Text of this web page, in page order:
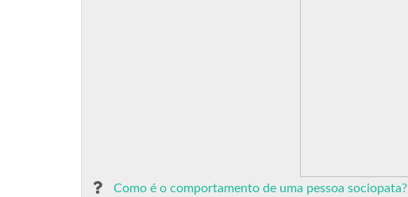
Como é o comportamento de uma pessoa sociopata?